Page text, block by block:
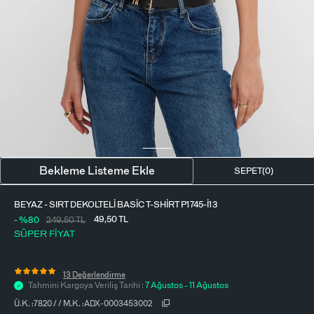
Ü.K. :7820/ / M.K. :ADX-0003453002
BEYAZ - SIRT DEKOLTELI BASIC T-SHIRT P1745-I13
SÜPER FİYAT
249,50TL 49,50TL
- %80
13 Değerlendirme
Tahmini Kargoya Veriliş Tarihi : 7 Ağustos - 11 Ağustos
SEPET(0)
Bekleme Listeme Ekle
FULAR-SAÇ BANDI
VÜCUT AKSESUARI